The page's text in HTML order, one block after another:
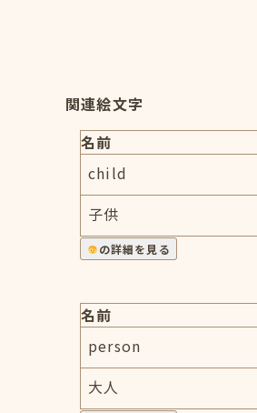
関連絵文字
名前
child
子供
の詳細を見る
名前
person
大人